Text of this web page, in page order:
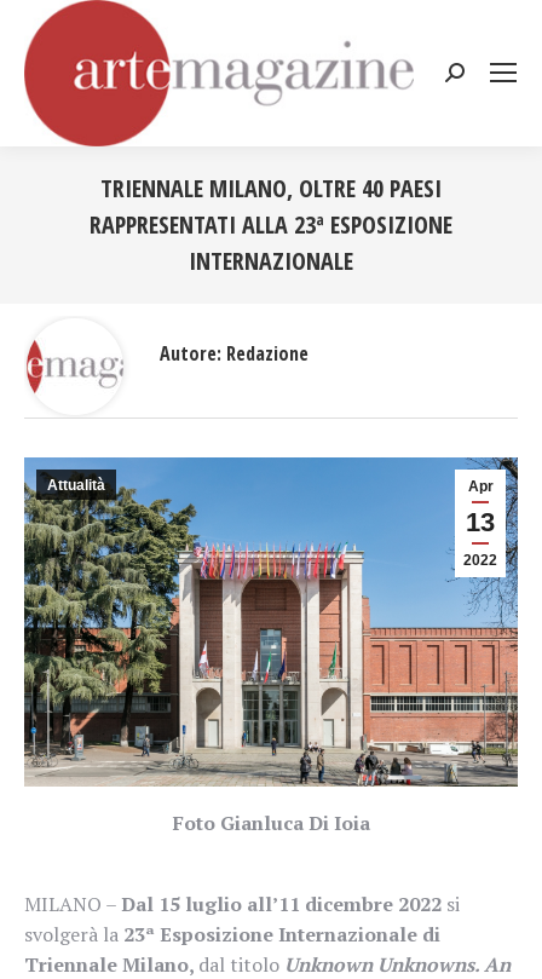
Cerca:
TRIENNALE MILANO, OLTRE 40 PAESI
RAPPRESENTATI ALLA 23ª ESPOSIZIONE
INTERNAZIONALE
Apr
13
2022
Attualità
Foto Gianluca Di Ioia
MILANO –Dal 15 luglio all’11 dicembre 2022 si
svolgerà la 23ª Esposizione Internazionale di
Triennale Milano, dal titolo Unknown Unknowns. An
Autore: Redazione